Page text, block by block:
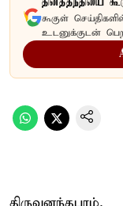
கூகுள்
உடனுக்குடன்